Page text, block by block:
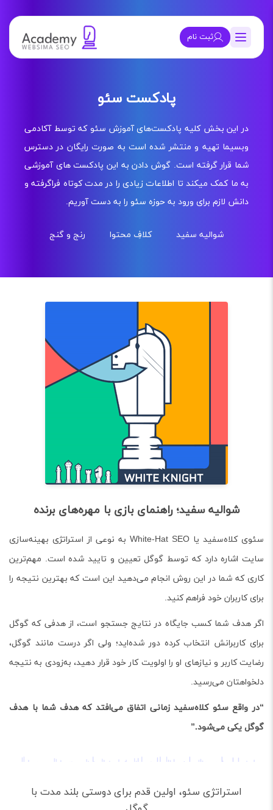
ثبت نام
پادکست سئو
این بخش کلیه پادکست‌های آموزش سئو که توسط آکادمی
تهیه و منتشر شده است به صورت رایگان در دسترس
قرار گرفته است. گوش دادن به این پادکست های آموزشی
ما کمک میکند تا اطلاعات زیادی را در مدت کوتاه فراگرفته و
لازم برای ورود به حوزه سئو را به دست آوریم.
شوالیه سفید کلافِ محتوا رنج و گنج
شوالیه سفید؛ راهنمای بازی با مهره‌های برنده
سئوی کلاه‌سفید یا White-Hat SEO به نوعی از استراتژی بهینه‌سازی
دارد که توسط گوگل تعیین و تایید شده است. مهم‌ترین
شما در این روش انجام می‌دهید این است که بهترین نتیجه را
خود فراهم کنید.
شما کسب جایگاه در نتایج جستجو است، از هدفی که گوگل
انتخاب کرده دور شده‌اید؛ ولی اگر درست مانند گوگل،
و نیازهای او را اولویت کار خود قرار دهید، به‌زودی به نتیجه
می‌رسید.
سئو کلاه‌سفید زمانی اتفاق می‌افتد که هدف شما با هدف
می‌شود.”
استراتژی سئو، اولین قدم برای دوستی بلند مدت با